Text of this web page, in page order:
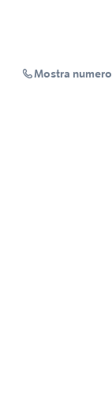
Mostra numero